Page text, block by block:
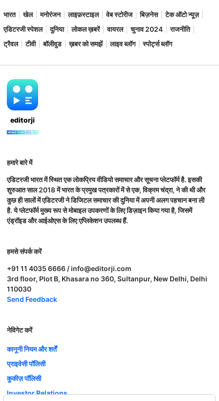
भारत खेल मनोरंजन लाइफ़स्टाइल वेब स्टोरीज बिज़नेस
टेक ऑटो न्यूज़
एडिटरजी स्पेशल
दुनिया लोकल ख़बरें वायरल चुनाव 2024
राजनीति
ट्रैवल
टीवी बॉलीवुड ख़बर को समझें लाइव ब्लॉग स्पोर्ट्स ब्लॉग
editorji
हमारे बारे में
एडिटरजी भारत में स्थित एक लोकप्रिय वीडियो समाचार और सूचना प्लेटफॉर्म है. इसकी
शुरुआत साल 2018 में भारत के प्रमुख पत्रकारों में से एक, विक्रम चंद्रा, ने की थी और
कुछ ही सालों में एडिटरजी ने डिजिटल समाचार की दुनिया में अपनी अलग पहचान बना ली
है. ये प्लेटफॉर्म मुख्य रूप से मोबाइल उपकरणों के लिए डिज़ाइन किया गया है, जिसमें
एंड्रॉइड और आईओएस के लिए एप्लिकेशन उपलब्ध हैं.
हमसे संपर्क करें
+91 11 4035 6666 / info@editorji.com
3rd floor, Plot B, Khasara no 360, Sultanpur, New Delhi, Delhi
110030
Send Feedback
नेविगेट करें
कानूनी नियम और शर्तें
प्राइवेसी पॉलिसी
कुकीज़ पॉलिसी
Investor Relations